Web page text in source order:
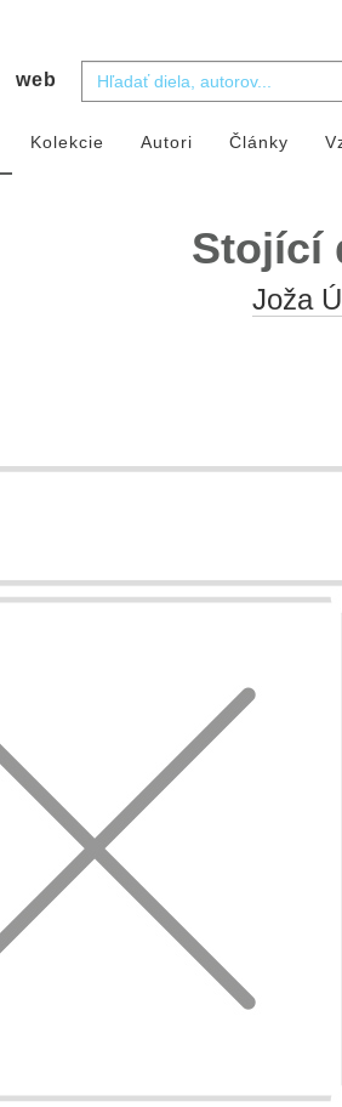
web
Kolekcie Autori Články
Stojící
Joža